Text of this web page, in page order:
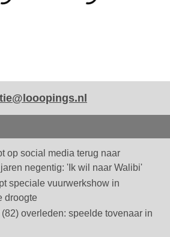
op social media terug naar
negentig: 'Ik wil naar Walibi'
speciale vuurwerkshow in
droogte
overleden: speelde tovenaar in